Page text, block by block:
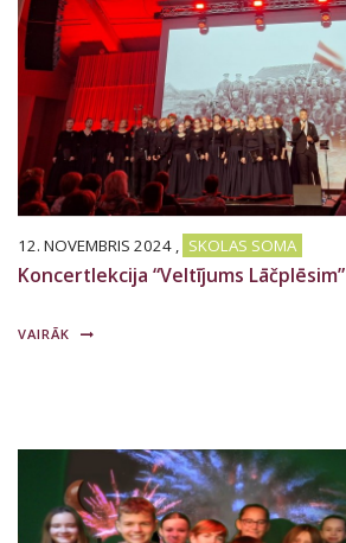
12. NOVEMBRIS 2024 , SKOLAS SOMA
Koncertlekcija “Veltījums Lāčplēsim”
VAIRĀK